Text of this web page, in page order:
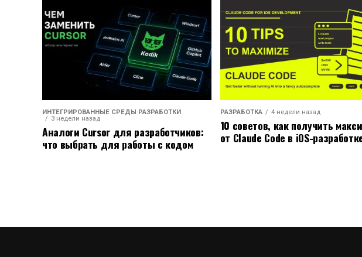
ИНТЕГРИРОВАННЫЕ СРЕДЫ РАЗРАБОТКИ
3 недели назад
Аналоги Cursor для разработчиков:
что выбрать для работы с кодом
РАЗРАБОТКА 4 недели назад
10 советов, как получить
от Claude Code в iOS-